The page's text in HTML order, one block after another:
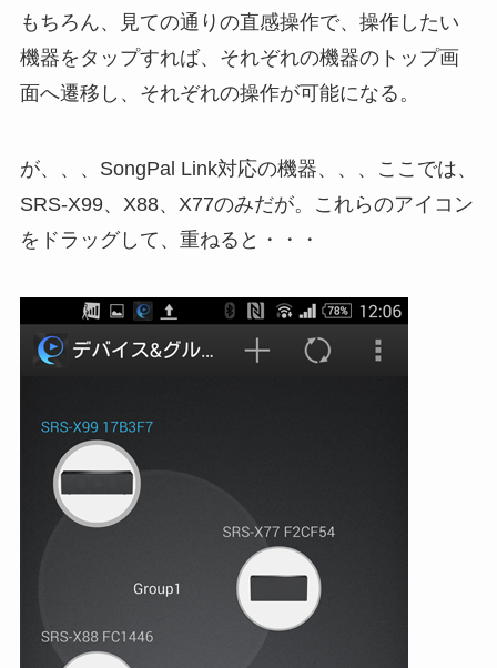
もちろん、見ての通りの直感操作で、操作したい
機器をタップすれば、それぞれの機器のトップ画
面へ遷移し、それぞれの操作が可能になる。
が、、、SongPal Link対応の機器、、、ここでは、
SRS-X99、X88、X77のみだが。これらのアイコン
をドラッグして、重ねると・・・